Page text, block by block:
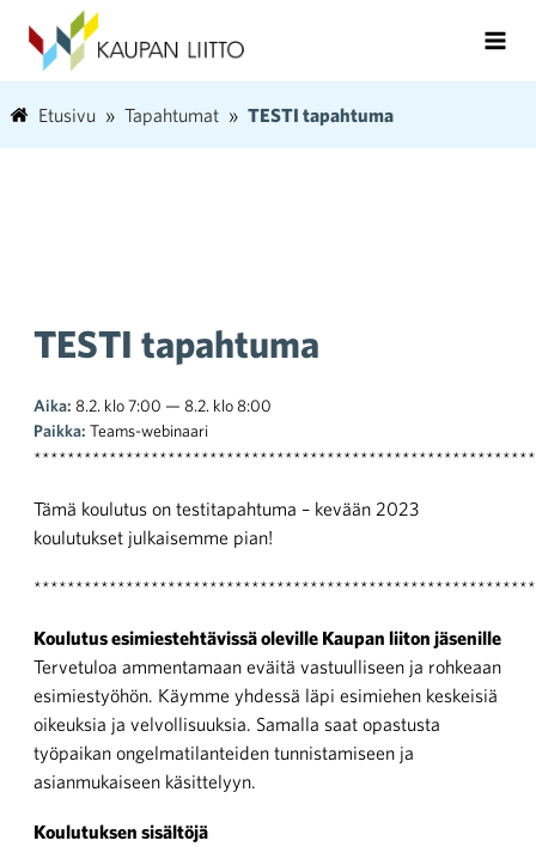
Etusivu Tapahtumat TESTI tapahtuma
TESTI tapahtuma
Aika: 8.2. klo 7:00 — 8.2. klo 8:00
Paikka: Teams-webinaari
Tämä koulutus on testitapahtuma – kevään 2023
koulutukset julkaisemme pian!
Koulutus esimiestehtävissä oleville Kaupan liiton jäsenille
Tervetuloa ammentamaan eväitä vastuulliseen ja rohkeaan
esimiestyöhön. Käymme yhdessä läpi esimiehen keskeisiä
oikeuksia ja velvollisuuksia. Samalla saat opastusta
työpaikan ongelmatilanteiden tunnistamiseen ja
asianmukaiseen käsittelyyn.
Koulutuksen sisältöjä